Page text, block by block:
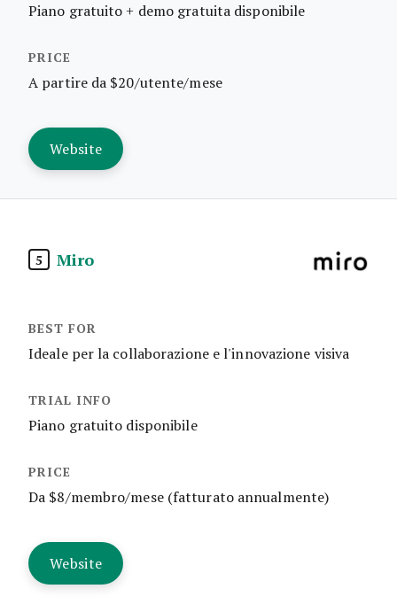
Piano gratuito + demo gratuita disponibile
A partire da $20/utente/mese
Website
5 Miro
Ideale per la collaborazione e l'innovazione visiva
Piano gratuito disponibile
Da $8/membro/mese (fatturato annualmente)
Website